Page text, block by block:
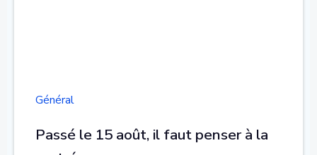
Général
Passé le 15 août, il faut penser à la